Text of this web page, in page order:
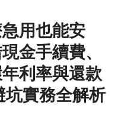
用也能安
金手續費、
利率與還款
坑實務全解析